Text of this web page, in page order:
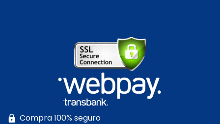
Compra 100% seguro